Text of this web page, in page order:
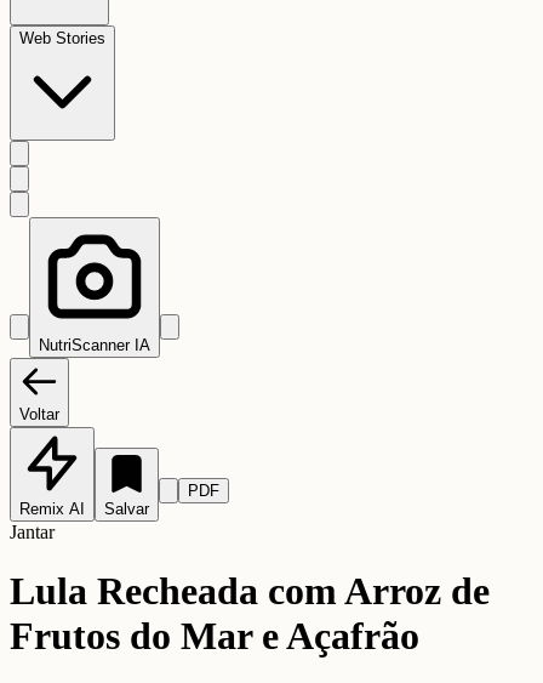
Web Stories
NutriScanner IA
Voltar
Remix AI Salvar
PDF
Jantar
Lula Recheada com Arroz de
Frutos do Mar e Açafrão